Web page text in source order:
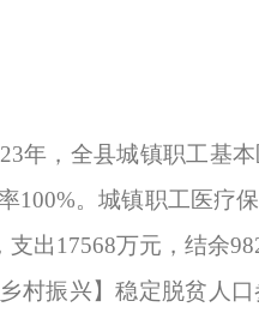
年，全县城镇职工基
100%。城镇职工医疗
支出17568万元，结余
乡村振兴】稳定脱贫人